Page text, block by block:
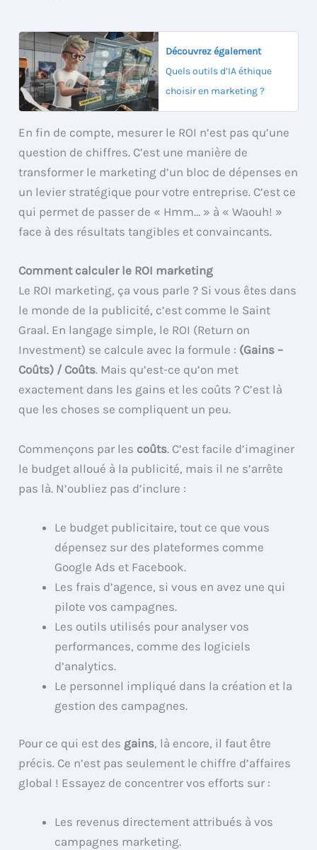
Découvrez également
Quels outils d’IA éthique
choisir en marketing ?
En fin de compte, mesurer le ROI n’est pas qu’une
question de chiffres. C’est une manière de
transformer le marketing d’un bloc de dépenses en
un levier stratégique pour votre entreprise. C’est ce
qui permet de passer de « Hmm… » à « Waouh! »
face à des résultats tangibles et convaincants.
Comment calculer le ROI marketing
Le ROI marketing, ça vous parle ? Si vous êtes dans
le monde de la publicité, c’est comme le Saint
Graal. En langage simple, le ROI (Return on
Investment) se calcule avec la formule : (Gains –
Coûts) / Coûts. Mais qu’est-ce qu’on met
exactement dans les gains et les coûts ? C’est là
que les choses se compliquent un peu.
Commençons par les coûts. C’est facile d’imaginer
le budget alloué à la publicité, mais il ne s’arrête
pas là. N’oubliez pas d’inclure :
Le budget publicitaire, tout ce que vous
dépensez sur des plateformes comme
Google Ads et Facebook.
Les frais d’agence, si vous en avez une qui
pilote vos campagnes.
Les outils utilisés pour analyser vos
performances, comme des logiciels
d’analytics.
Le personnel impliqué dans la création et la
gestion des campagnes.
Pour ce qui est des gains, là encore, il faut être
précis. Ce n’est pas seulement le chiffre d’affaires
global ! Essayez de concentrer vos efforts sur :
Les revenus directement attribués à vos
campagnes marketing.